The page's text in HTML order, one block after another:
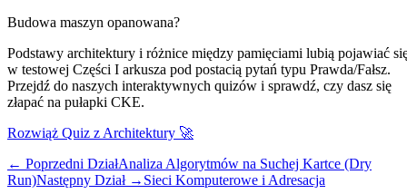
Budowa maszyn opanowana?
Podstawy architektury i różnice między pamięciami lubią pojawiać
w testowej Części I arkusza pod postacią pytań typu Prawda/Fałsz.
Przejdź do naszych interaktywnych quizów i sprawdź, czy dasz się
złapać na pułapki CKE.
Rozwiąż Quiz z Architektury 🚀
← Poprzedni DziałAnaliza Algorytmów na Suchej Kartce (Dry
Run)Następny Dział → Sieci Komputerowe i Adresacja